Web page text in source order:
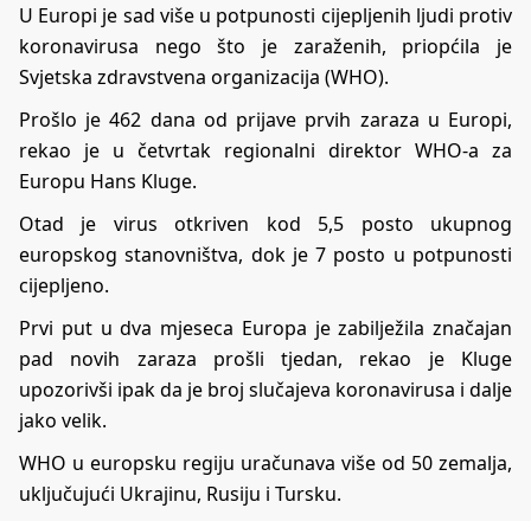
U Europi je sad više u potpunosti cijepljenih ljudi protiv
koronavirusa nego što je zaraženih, priopćila je
Svjetska zdravstvena organizacija (WHO).
Prošlo je 462 dana od prijave prvih zaraza u Europi,
rekao je u četvrtak regionalni direktor WHO-a za
Europu Hans Kluge.
Otad je virus otkriven kod 5,5 posto ukupnog
europskog stanovništva, dok je 7 posto u potpunosti
cijepljeno.
Prvi put u dva mjeseca Europa je zabilježila značajan
pad novih zaraza prošli tjedan, rekao je Kluge
upozorivši ipak da je broj slučajeva koronavirusa i dalje
jako velik.
WHO u europsku regiju uračunava više od 50 zemalja,
uključujući Ukrajinu, Rusiju i Tursku.